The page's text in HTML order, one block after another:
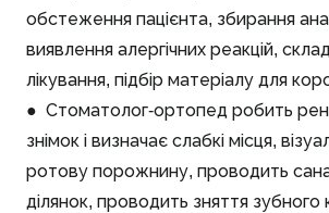
обстеження пацієнта, збирання
виявлення алергічних реакцій,
лікування, підбір матеріалу для
● Стоматолог-ортопед робить
знімок і визначає слабкі місця,
ротову порожнину, проводить
ділянок, проводить зняття зубного